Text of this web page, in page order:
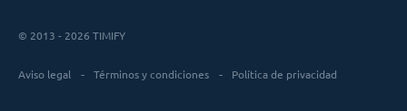
© 2013 - 2026 TIMIFY
Aviso legal Términos y condiciones Política de privacidad